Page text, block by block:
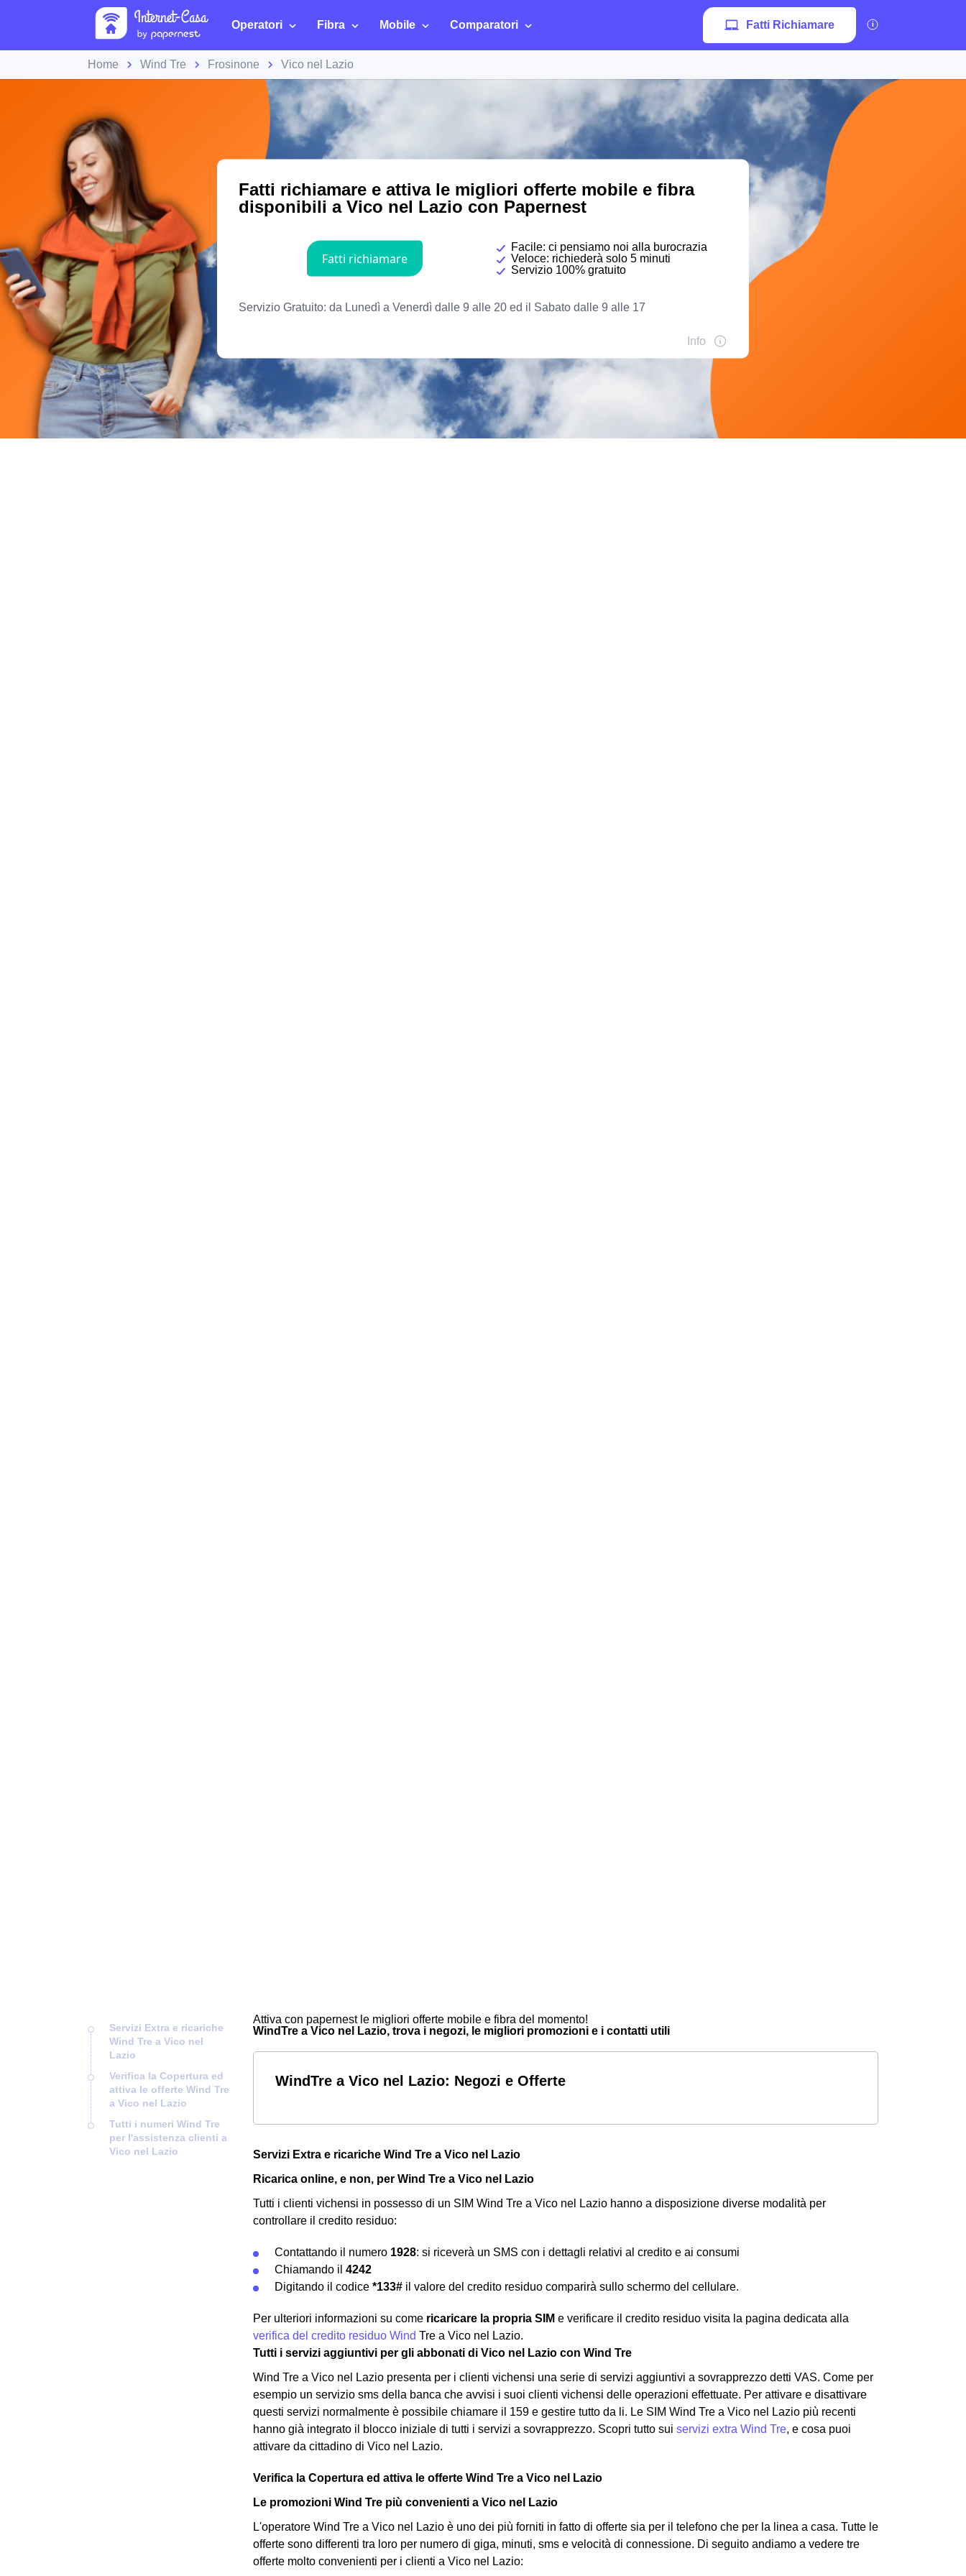
Operatori Fibra Mobile Comparatori Fatti Richiamare
Home Wind Tre Frosinone Vico nel Lazio
Servizi Extra e ricariche
Wind Tre a Vico nel
Lazio
Verifica la Copertura ed
attiva le offerte Wind Tre
a Vico nel Lazio
Tutti i numeri Wind Tre
per l'assistenza clienti a
Vico nel Lazio
Attiva con papernest le migliori offerte mobile e fibra del momento!
WindTre a Vico nel Lazio, trova i negozi, le migliori promozioni e i contatti utili
WindTre a Vico nel Lazio: Negozi e Offerte
Servizi Extra e ricariche Wind Tre a Vico nel Lazio
Ricarica online, e non, per Wind Tre a Vico nel Lazio
Tutti i clienti vichensi in possesso di un SIM Wind Tre a Vico nel Lazio hanno a disposizione diverse modalità per
controllare il credito residuo:
Contattando il numero 1928: si riceverà un SMS con i dettagli relativi al credito e ai consumi
Chiamando il 4242
Digitando il codice *133# il valore del credito residuo comparirà sullo schermo del cellulare.
Per ulteriori informazioni su come ricaricare la propria SIM e verificare il credito residuo visita la pagina dedicata alla
verifica del credito residuo Wind Tre a Vico nel Lazio.
Tutti i servizi aggiuntivi per gli abbonati di Vico nel Lazio con Wind Tre
Wind Tre a Vico nel Lazio presenta per i clienti vichensi una serie di servizi aggiuntivi a sovrapprezzo detti VAS. Come per
esempio un servizio sms della banca che avvisi i suoi clienti vichensi delle operazioni effettuate. Per attivare e disattivare
questi servizi normalmente è possibile chiamare il 159 e gestire tutto da li. Le SIM Wind Tre a Vico nel Lazio più recenti
hanno già integrato il blocco iniziale di tutti i servizi a sovrapprezzo. Scopri tutto sui servizi extra Wind Tre, e cosa puoi
attivare da cittadino di Vico nel Lazio.
Verifica la Copertura ed attiva le offerte Wind Tre a Vico nel Lazio
Le promozioni Wind Tre più convenienti a Vico nel Lazio
L'operatore Wind Tre a Vico nel Lazio è uno dei più forniti in fatto di offerte sia per il telefono che per la linea a casa. Tutte le
offerte sono differenti tra loro per numero di giga, minuti, sms e velocità di connessione. Di seguito andiamo a vedere tre
offerte molto convenienti per i clienti a Vico nel Lazio: